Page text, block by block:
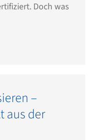
Doch was
–
aus der